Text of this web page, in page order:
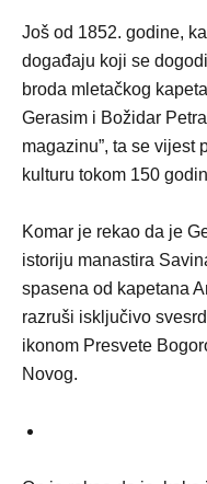
Još od 1852. godine,
događaju koji se
broda mletačkog
Gerasim i Božidar
magazinu”, ta se vijest
kulturu tokom 150
Komar je rekao da je
istoriju manastira
spasena od kapetana
razruši isključivo
ikonom Presvete
Novog.